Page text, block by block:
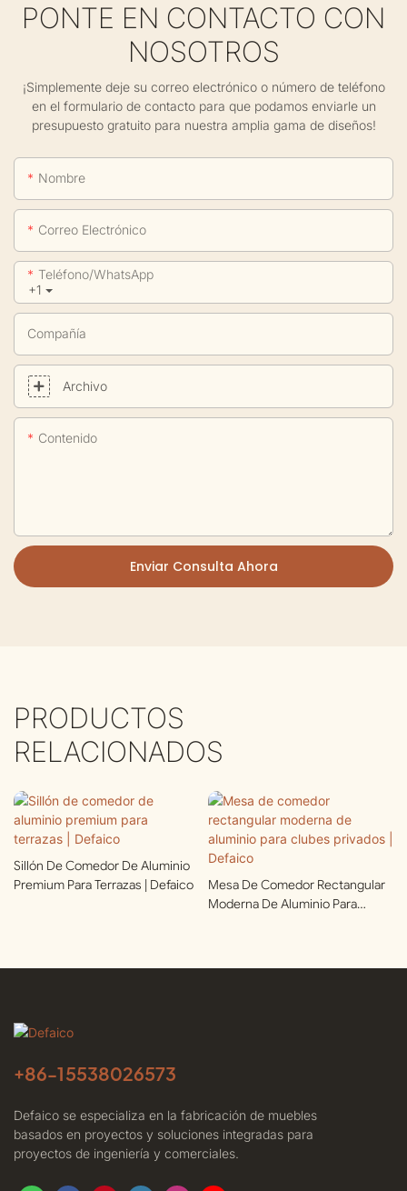
PONTE EN CONTACTO CON
NOSOTROS
¡Simplemente deje su correo electrónico o número de teléfono
en el formulario de contacto para que podamos enviarle un
presupuesto gratuito para nuestra amplia gama de diseños!
Nombre
Correo Electrónico
+1
Teléfono/WhatsApp
Compañía
Archivo
Contenido
Enviar Consulta Ahora
PRODUCTOS
RELACIONADOS
Sillón De Comedor De Aluminio
Premium Para Terrazas | Defaico
Mesa De Comedor Rectangular
Moderna De Aluminio Para
+86-15538026573
Defaico se especializa en la fabricación de muebles
basados ​​en proyectos y soluciones integradas para
proyectos de ingeniería y comerciales.